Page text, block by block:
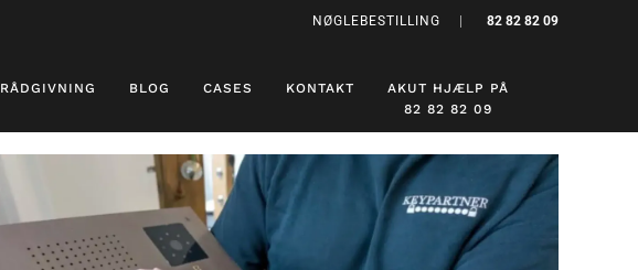
NØGLEBESTILLING 82 82 82 09
RÅDGIVNING BLOG CASES KONTAKT
AKUT HJÆLP PÅ
82 82 82 09